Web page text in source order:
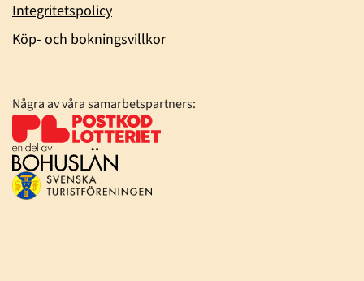
Integritetspolicy
Köp- och bokningsvillkor
Några av våra samarbetspartners: